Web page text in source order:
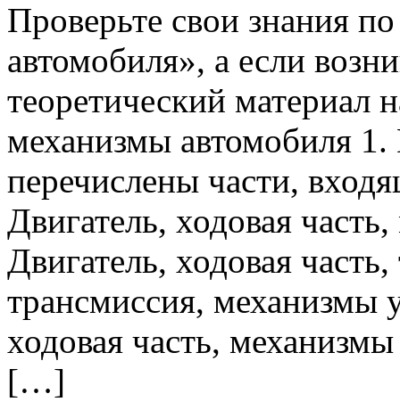
Проверьте свои знания
автомобиля», а если
теоретический материал
механизмы автомобиля 1.
перечислены части,
Двигатель, ходовая
Двигатель, ходовая
трансмиссия, механизмы
ходовая часть,
[…]